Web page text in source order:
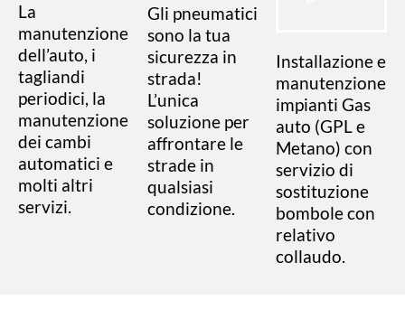
La
manutenzione
dell’auto, i
tagliandi
periodici, la
manutenzione
dei cambi
automatici e
molti altri
servizi.
Gli pneumatici
sono la tua
sicurezza in
strada!
L’unica
soluzione per
affrontare le
strade in
qualsiasi
condizione.
Installazione e
manutenzione
impianti Gas
auto (GPL e
Metano) con
servizio di
sostituzione
bombole con
relativo
collaudo.